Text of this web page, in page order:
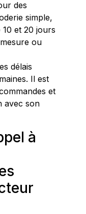
des
simple,
et 20 jours
ou
délais
Il est
et
avec son
à